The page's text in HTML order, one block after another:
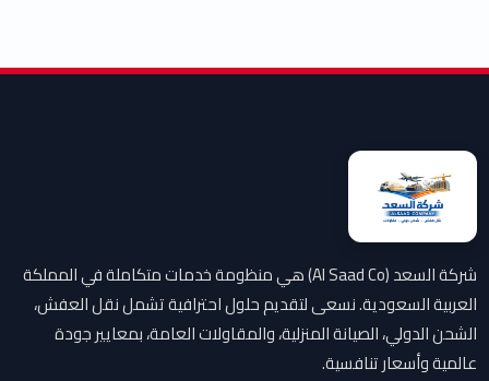
شركة السعد (Al Saad Co) هي منظومة خدمات متكاملة في المملكة
العربية السعودية. نسعى لتقديم حلول احترافية تشمل نقل العفش،
الشحن الدولي، الصيانة المنزلية، والمقاولات العامة، بمعايير جودة
عالمية وأسعار تنافسية.